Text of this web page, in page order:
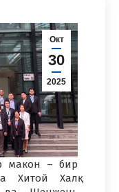
Окт
30
2025
макон – бир
Хитой Халқ